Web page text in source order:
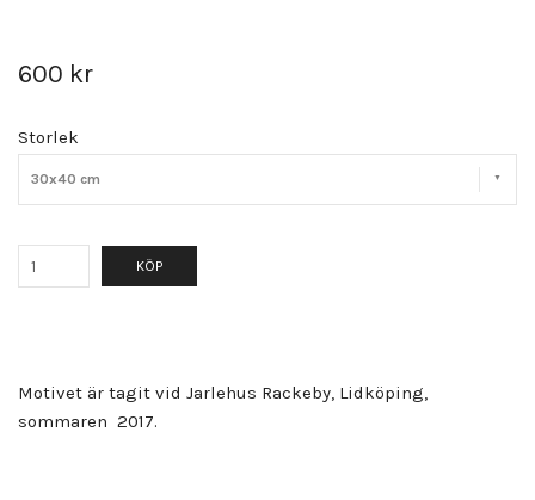
600 kr
Storlek
30x40 cm
KÖP
Motivet är tagit vid Jarlehus Rackeby, Lidköping,
sommaren 2017.